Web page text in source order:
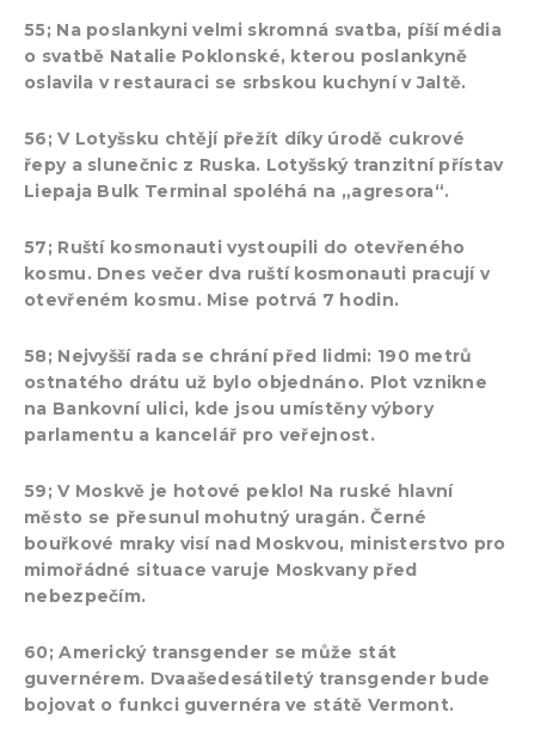
55; Na poslankyni velmi skromná svatba, píší média
o svatbě Natalie Poklonské, kterou poslankyně
oslavila v restauraci se srbskou kuchyní v Jaltě.
56; V Lotyšsku chtějí přežít díky úrodě cukrové
řepy a slunečnic z Ruska. Lotyšský tranzitní přístav
Liepaja Bulk Terminal spoléhá na „agresora“.
57; Ruští kosmonauti vystoupili do otevřeného
kosmu. Dnes večer dva ruští kosmonauti pracují v
otevřeném kosmu. Mise potrvá 7 hodin.
58; Nejvyšší rada se chrání před lidmi: 190 metrů
ostnatého drátu už bylo objednáno. Plot vznikne
na Bankovní ulici, kde jsou umístěny výbory
parlamentu a kancelář pro veřejnost.
59; V Moskvě je hotové peklo! Na ruské hlavní
město se přesunul mohutný uragán. Černé
bouřkové mraky visí nad Moskvou, ministerstvo pro
mimořádné situace varuje Moskvany před
nebezpečím.
60; Americký transgender se může stát
guvernérem. Dvaašedesátiletý transgender bude
bojovat o funkci guvernéra ve státě Vermont.